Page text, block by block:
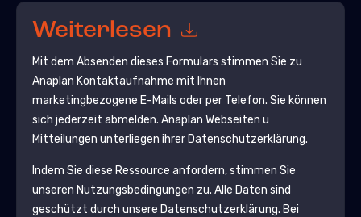
Weiterlesen
Mit dem Absenden dieses Formulars stimmen Sie zu
Anaplan Kontaktaufnahme mit Ihnen
marketingbezogene E-Mails oder per Telefon. Sie können
sich jederzeit abmelden. Anaplan Webseiten u
Mitteilungen unterliegen ihrer Datenschutzerklärung.
Indem Sie diese Ressource anfordern, stimmen Sie
unseren Nutzungsbedingungen zu. Alle Daten sind
geschützt durch unsere Datenschutzerklärung. Bei